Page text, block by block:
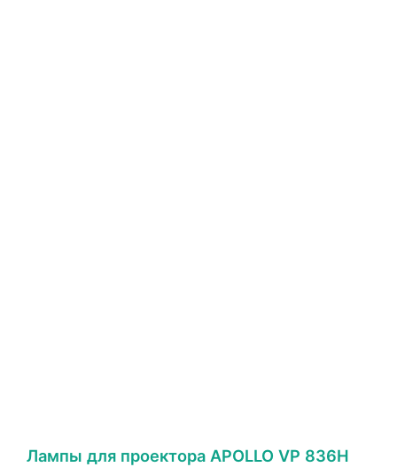
Лампы для проектора APOLLO VP 836H